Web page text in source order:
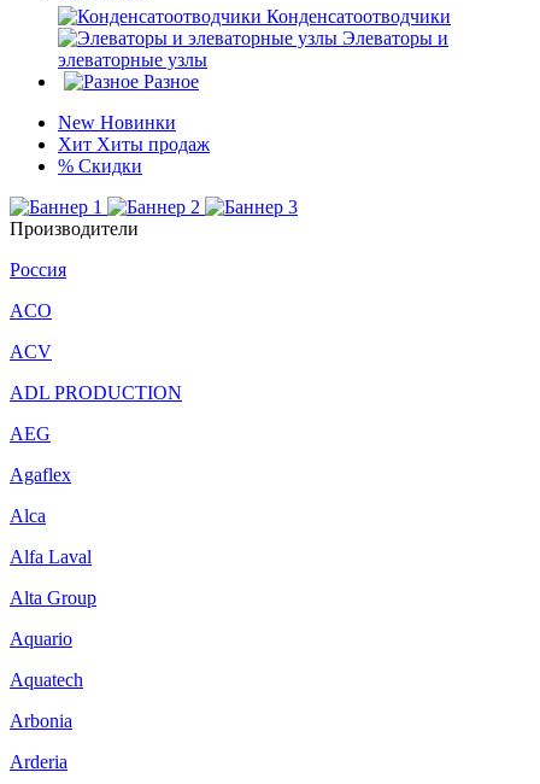
Конденсатоотводчики
Элеваторы и
элеваторные узлы
Разное
New Новинки
Хит Хиты продаж
% Скидки
Производители
Россия
ACO
ACV
ADL PRODUCTION
AEG
Agaflex
Alca
Alfa Laval
Alta Group
Aquario
Aquatech
Arbonia
Arderia